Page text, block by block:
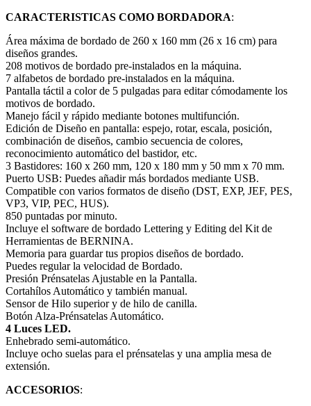
CARACTERISTICAS COMO BORDADORA:
Área máxima de bordado de 260 x 160 mm (26 x 16 cm) para
diseños grandes.
208 motivos de bordado pre-instalados en la máquina.
7 alfabetos de bordado pre-instalados en la máquina.
Pantalla táctil a color de 5 pulgadas para editar cómodamente los
motivos de bordado.
Manejo fácil y rápido mediante botones multifunción.
Edición de Diseño en pantalla: espejo, rotar, escala, posición,
combinación de diseños, cambio secuencia de colores,
reconocimiento automático del bastidor, etc.
3 Bastidores: 160 x 260 mm, 120 x 180 mm y 50 mm x 70 mm.
Puerto USB: Puedes añadir más bordados mediante USB.
Compatible con varios formatos de diseño (DST, EXP, JEF, PES,
VP3, VIP, PEC, HUS).
850 puntadas por minuto.
Incluye el software de bordado Lettering y Editing del Kit de
Herramientas de BERNINA.
Memoria para guardar tus propios diseños de bordado.
Puedes regular la velocidad de Bordado.
Presión Prénsatelas Ajustable en la Pantalla.
Cortahílos Automático y también manual.
Sensor de Hilo superior y de hilo de canilla.
Botón Alza-Prénsatelas Automático.
4 Luces LED.
Enhebrado semi-automático.
Incluye ocho suelas para el prénsatelas y una amplia mesa de
extensión.
ACCESORIOS: